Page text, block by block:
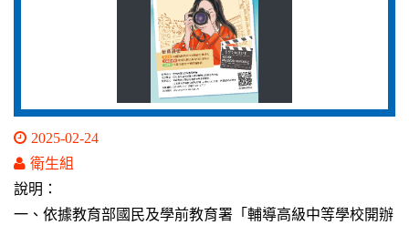
2025-02-24
衛生組
說明：
一、依據教育部國民及學前教育署「輔導高級中等學校開辦